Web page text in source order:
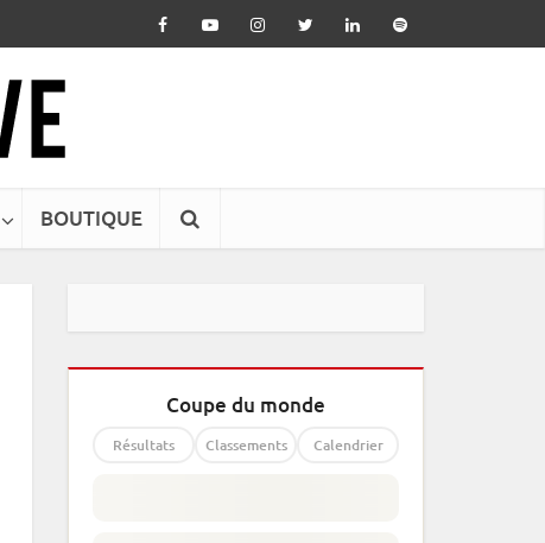
BOUTIQUE
Coupe du monde
Résultats Classements Calendrier